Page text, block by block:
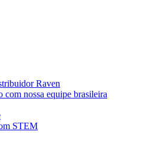
Raven
com nossa equipe brasileira
STEM